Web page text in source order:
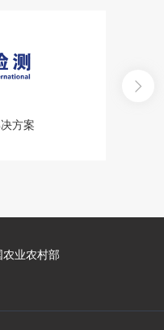
方案
业农村部